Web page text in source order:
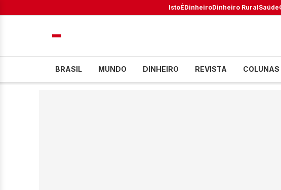
IstoÉDinheiroDinheiro RuralSaúde
BRASIL MUNDO DINHEIRO REVISTA COLUNAS